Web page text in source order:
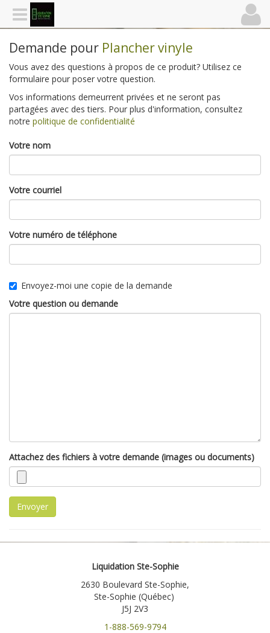
Demande pour Plancher vinyle
Vous avez des questions à propos de ce produit? Utilisez ce
formulaire pour poser votre question.
Vos informations demeurrent privées et ne seront pas
partagées avec des tiers. Pour plus d'information, consultez
notre politique de confidentialité
Votre nom
Votre courriel
Votre numéro de téléphone
Envoyez-moi une copie de la demande
Votre question ou demande
Attachez des fichiers à votre demande (images ou documents)
Envoyer
Liquidation Ste-Sophie
2630 Boulevard Ste-Sophie,
Ste-Sophie (Québec)
J5J 2V3
1-888-569-9794